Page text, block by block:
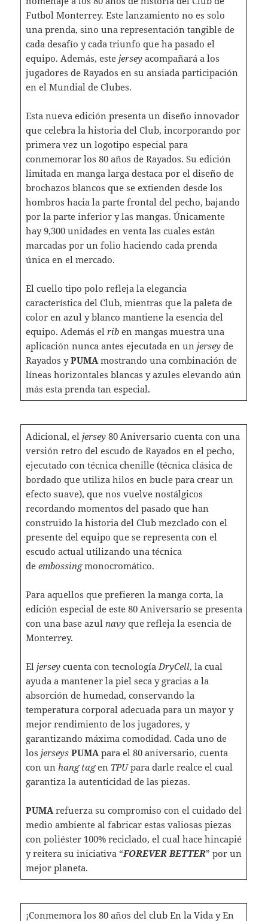
Futbol Monterrey. Este lanzamiento no es solo
una prenda, sino una representación tangible de
cada desafío y cada triunfo que ha pasado el
equipo. Además, estejerseyacompañará a los
jugadores de Rayados en su ansiada participación
en el Mundial de Clubes.
Esta nueva edición presenta un diseño innovador
que celebra la historia del Club, incorporando por
primera vez un logotipo especial para
conmemorar los 80 años de Rayados. Su edición
limitada en manga larga destaca por el diseño de
brochazos blancos que se extienden desde los
hombros hacia la parte frontal del pecho, bajando
por la parte inferior y las mangas. Únicamente
hay 9,300 unidades en venta las cuales están
marcadas por un folio haciendo cada prenda
única en el mercado.
El cuello tipo polo refleja la elegancia
característica del Club, mientras que la paleta de
color en azul y blanco mantiene la esencia del
equipo. Además el riben mangas muestra una
aplicación nunca antes ejecutada en un jerseyde
Rayados yPUMAmostrando una combinación de
líneas horizontales blancas y azules elevando aún
más esta prenda tan especial.
Adicional, el jersey80 Aniversario cuenta con una
versión retro del escudo de Rayados en el pecho,
ejecutado con técnica chenille (técnica clásica de
bordado que utiliza hilos en bucle para crear un
efecto suave), que nos vuelve nostálgicos
recordando momentos del pasado que han
construido la historia del Club mezclado con el
presente del equipo que se representa con el
escudo actual utilizando una técnica
de embossingmonocromático.
Para aquellos que prefieren la manga corta, la
edición especial de este 80 Aniversario se presenta
con una base azul navyque refleja la esencia de
Monterrey.
El jerseycuenta con tecnología DryCell, la cual
ayuda a mantener la piel seca y gracias a la
absorción de humedad, conservando la
temperatura corporal adecuada para un mayor y
mejor rendimiento de los jugadores, y
garantizando máxima comodidad. Cada uno de
los jerseysPUMApara el 80 aniversario, cuenta
con un hang tagen TPUpara darle realce el cual
garantiza la autenticidad de las piezas.
PUMArefuerza su compromiso con el cuidado del
medio ambiente al fabricar estas valiosas piezas
con poliéster 100% reciclado, el cual hace hincapié
y reitera su iniciativa “FOREVER BETTER” por un
mejor planeta.
¡Conmemora los 80 años del club En la Vida y En